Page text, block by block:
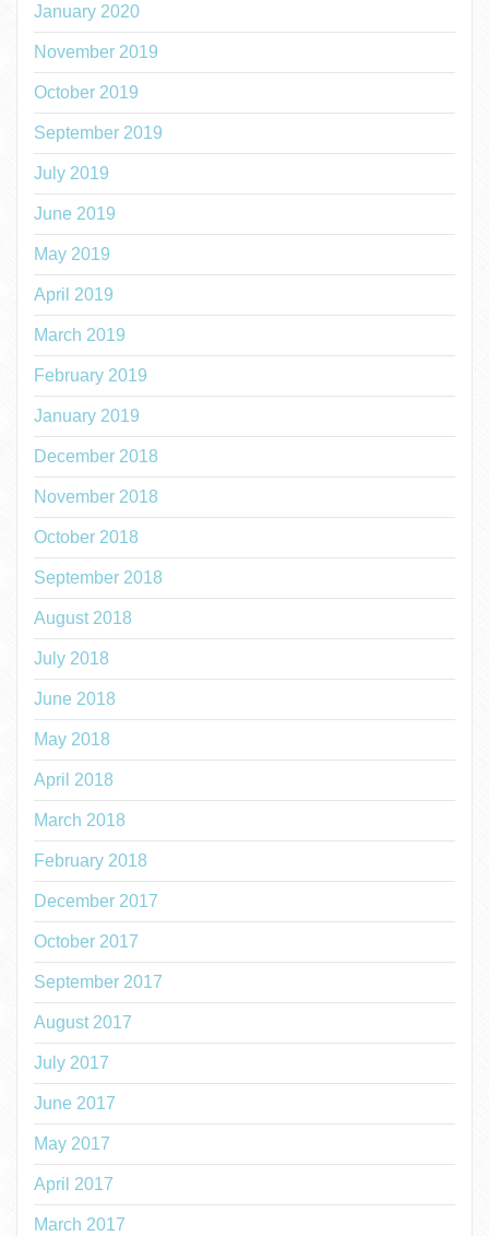
January 2020
November 2019
October 2019
September 2019
July 2019
June 2019
May 2019
April 2019
March 2019
February 2019
January 2019
December 2018
November 2018
October 2018
September 2018
August 2018
July 2018
June 2018
May 2018
April 2018
March 2018
February 2018
December 2017
October 2017
September 2017
August 2017
July 2017
June 2017
May 2017
April 2017
March 2017